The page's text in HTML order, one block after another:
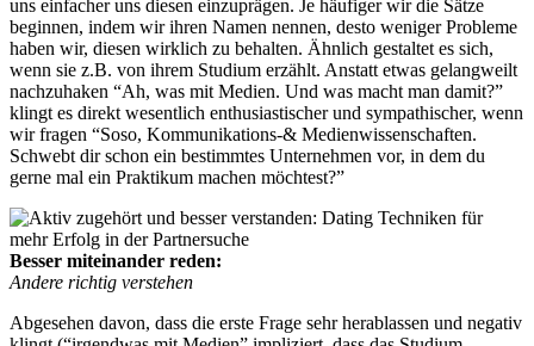
uns einfacher uns diesen einzuprägen. Je häufiger wir die Sätze
beginnen, indem wir ihren Namen nennen, desto weniger Probleme
haben wir, diesen wirklich zu behalten. Ähnlich gestaltet es sich,
wenn sie z.B. von ihrem Studium erzählt. Anstatt etwas gelangweilt
nachzuhaken “Ah, was mit Medien. Und was macht man damit?”
klingt es direkt wesentlich enthusiastischer und sympathischer, wenn
wir fragen “Soso, Kommunikations-& Medienwissenschaften.
Schwebt dir schon ein bestimmtes Unternehmen vor, in dem du
gerne mal ein Praktikum machen möchtest?”
Besser miteinander reden:
Andere richtig verstehen
Abgesehen davon, dass die erste Frage sehr herablassen und negativ